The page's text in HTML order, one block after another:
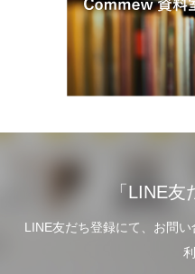
「LINE
LINE友だち登録にて、お問